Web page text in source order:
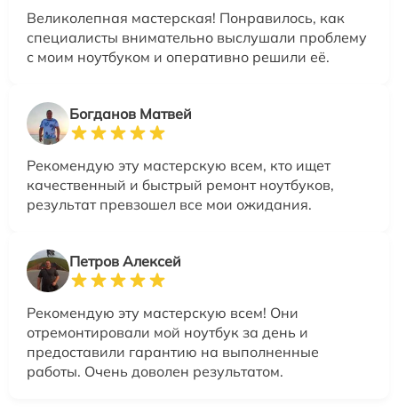
Великолепная мастерская! Понравилось, как
специалисты внимательно выслушали проблему
с моим ноутбуком и оперативно решили её.
Богданов Матвей
Рекомендую эту мастерскую всем, кто ищет
качественный и быстрый ремонт ноутбуков,
результат превзошел все мои ожидания.
Петров Алексей
Рекомендую эту мастерскую всем! Они
отремонтировали мой ноутбук за день и
предоставили гарантию на выполненные
работы. Очень доволен результатом.